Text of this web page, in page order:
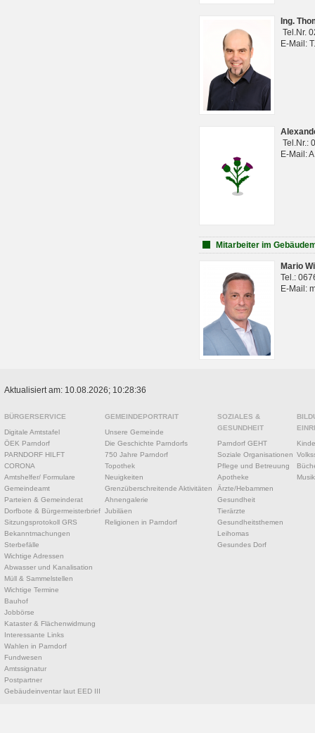
Ing.
Tel.Nr.
E-Mail:
Tel.Nr.:
E-Mail:
Mitarbeiter im
Mario
Tel.:
E-Mail:
Aktualisiert am: 10.08.2026; 10:28:36
BÜRGERSERVICE
Digitale Amtstafel
ÖEK Parndorf
PARNDORF HILFT
CORONA
Amtshelfer/ Formulare
Gemeindeamt
Parteien & Gemeinderat
Dorfbote & Bürgermeisterbrief
Sitzungsprotokoll GRS
Bekanntmachungen
Sterbefälle
Wichtige Adressen
Abwasser und Kanalisation
Müll & Sammelstellen
Wichtige Termine
Bauhof
Jobbörse
Kataster & Flächenwidmung
Interessante Links
Wahlen in Parndorf
Fundwesen
Amtssignatur
Postpartner
Gebäudeinventar laut EED III
GEMEINDEPORTRAIT
Unsere Gemeinde
Die Geschichte Parndorfs
750 Jahre Parndorf
Topothek
Neuigkeiten
Grenzüberschreitende Aktivitäten
Ahnengalerie
Jubiläen
Religionen in Parndorf
SOZIALES &
GESUNDHEIT
Parndorf GEHT
Soziale Organisationen
Pflege und Betreuung
Apotheke
Ärzte/Hebammen
Gesundheit
Tierärzte
Gesundheitsthemen
Leihomas
Gesundes Dorf